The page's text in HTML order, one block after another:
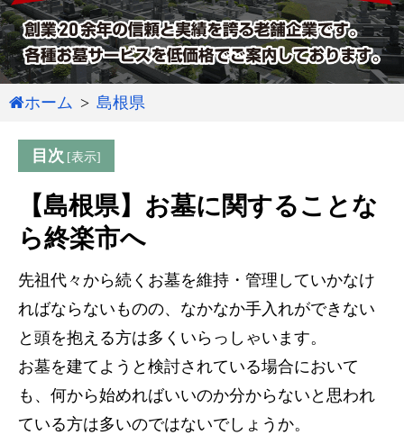
ホーム 島根県
目次
【島根県】お墓に関することな
ら終楽市へ
先祖代々から続くお墓を維持・管理していかなけ
ればならないものの、なかなか手入れができない
と頭を抱える方は多くいらっしゃいます。
お墓を建てようと検討されている場合において
も、何から始めればいいのか分からないと思われ
ている方は多いのではないでしょうか。